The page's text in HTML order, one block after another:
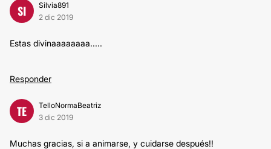
SI
Silvia891
2 dic 2019
Estas divinaaaaaaaa.....
Responder
TE
TelloNormaBeatriz
3 dic 2019
Muchas gracias, si a animarse, y cuidarse después!!